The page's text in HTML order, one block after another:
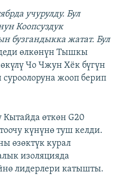
учурулду. Бул
Коопсуздук
бузгандыкка жатат. Бул
өлкөнүн Тышкы
Чо Чжун Хёк бүгүн
жооп берип
Кытайда өткөн G20
күнүнө туш келди.
өзөктүк курал
изоляцияда
лидерлери катышты.